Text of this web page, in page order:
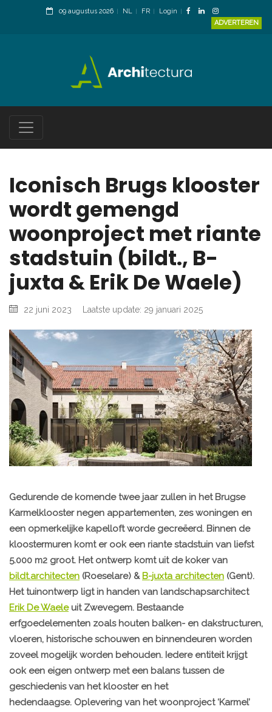
09 augustus 2026 NL FR
Login
ADVERTEREN
Iconisch Brugs klooster
wordt gemengd
woonproject met riante
stadstuin (bildt., B-
juxta & Erik De Waele)
22 juni 2023 Laatste update: 29 januari 2025
Gedurende de komende twee jaar zullen in het Brugse
Karmelklooster negen appartementen, zes woningen en
een opmerkelijke kapelloft worde gecreëerd. Binnen de
kloostermuren komt er ook een riante stadstuin van liefst
5.000 m2 groot. Het ontwerp komt uit de koker van
bildt.architecten (Roeselare) & B-juxta architecten (Gent).
Het tuinontwerp ligt in handen van landschapsarchitect
Erik De Waeleuit Zwevegem. Bestaande
erfgoedelementen zoals houten balken- en dakstructuren,
vloeren, historische schouwen en binnendeuren worden
zoveel mogelijk worden behouden. Iedere entiteit krijgt
ook een eigen ontwerp met een balans tussen de
geschiedenis van het klooster en het
hedendaagse. Oplevering van het woonproject ‘Karmel’